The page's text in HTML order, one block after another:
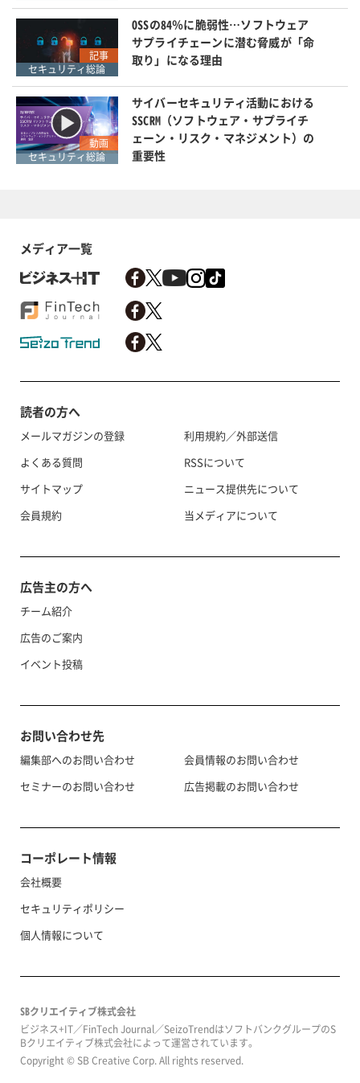
記事
セキュリティ総論
OSSの84％に脆弱性…ソフトウェア
サプライチェーンに潜む脅威が「命
取り」になる理由
動画
セキュリティ総論
サイバーセキュリティ活動における
SSCRM（ソフトウェア・サプライチ
ェーン・リスク・マネジメント）の
重要性
メディア一覧
読者の方へ
メールマガジンの登録
よくある質問
サイトマップ
会員規約
利用規約／外部送信
RSSについて
ニュース提供先について
当メディアについて
広告主の方へ
チーム紹介
広告のご案内
イベント投稿
お問い合わせ先
編集部へのお問い合わせ
セミナーのお問い合わせ
会員情報のお問い合わせ
広告掲載のお問い合わせ
コーポレート情報
会社概要
セキュリティポリシー
個人情報について
SBクリエイティブ株式会社
ビジネス+IT／FinTech Journal／SeizoTrendはソフトバンクグループのS
Bクリエイティブ株式会社によって運営されています。
Copyright © SB Creative Corp. All rights reserved.